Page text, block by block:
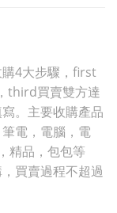
4大步驟，first
third買賣雙方達
。主要收購產品
電，電腦，電
精品，包包等
買賣過程不超過